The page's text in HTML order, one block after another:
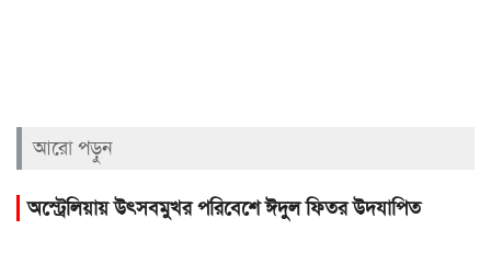
আরো পড়ুন
অস্ট্রেলিয়ায় উৎসবমুখর পরিবেশে ঈদুল ফিতর উদযাপিত